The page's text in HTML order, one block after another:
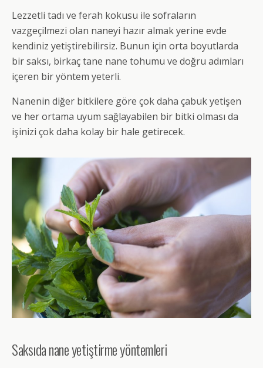
Lezzetli tadı ve ferah kokusu ile sofraların
vazgeçilmezi olan naneyi hazır almak yerine evde
kendiniz yetiştirebilirsiz. Bunun için orta boyutlarda
bir saksı, birkaç tane nane tohumu ve doğru adımları
içeren bir yöntem yeterli.
Nanenin diğer bitkilere göre çok daha çabuk yetişen
ve her ortama uyum sağlayabilen bir bitki olması da
işinizi çok daha kolay bir hale getirecek.
Saksıda nane yetiştirme yöntemleri